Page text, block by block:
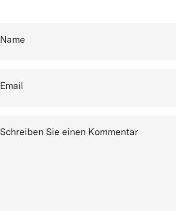
Name
Email
Schreiben Sie einen Kommentar